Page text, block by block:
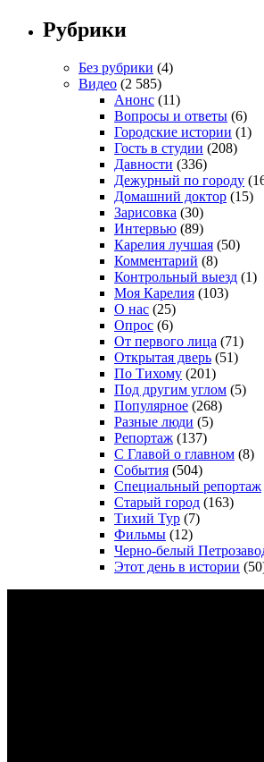
Рубрики
Без рубрики (4)
Видео (2 585)
Анонс (11)
Вопросы и ответы (6)
Городские истории (1)
Гость в студии (208)
Давности (336)
Дежурный по городу
Домашний доктор (15)
Зарисовка (30)
Интервью (89)
Карелия лучшая (50)
Комментарий (8)
Контрольный выезд (1)
Моя Карелия (103)
О нас (25)
Опрос (6)
От первого лица (71)
Открытая дверь (51)
По Тихому (201)
Под другим углом (5)
Популярное (268)
Разные люди (5)
Репортаж (137)
С Главой о главном (8)
События (504)
Специальный репортаж
Старый город (163)
Тихий Тур (7)
Фильмы (12)
Черно-белый
Этот день в истории